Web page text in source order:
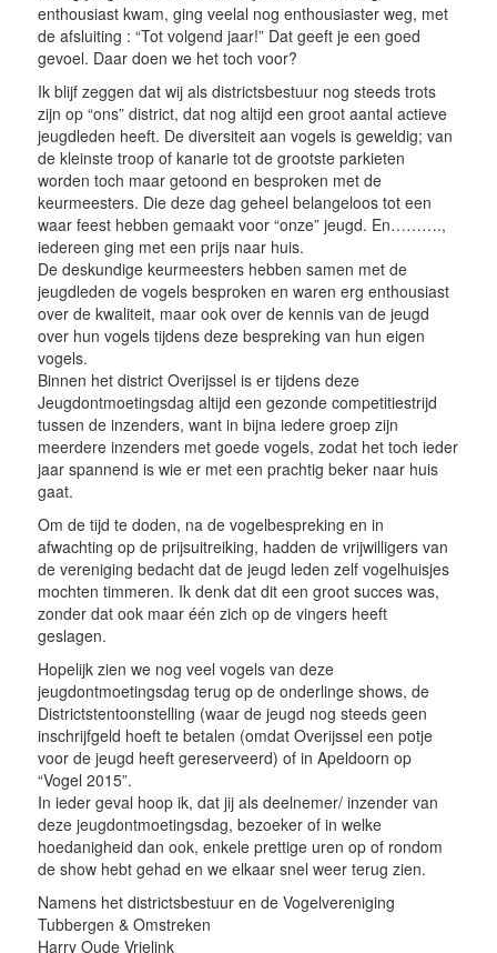
enthousiast kwam, ging veelal nog enthousiaster weg, met
de afsluiting : “Tot volgend jaar!” Dat geeft je een goed
gevoel. Daar doen we het toch voor?
Ik blijf zeggen dat wij als districtsbestuur nog steeds trots
zijn op “ons” district, dat nog altijd een groot aantal actieve
jeugdleden heeft. De diversiteit aan vogels is geweldig; van
de kleinste troop of kanarie tot de grootste parkieten
worden toch maar getoond en besproken met de
keurmeesters. Die deze dag geheel belangeloos tot een
waar feest hebben gemaakt voor “onze” jeugd. En……….,
iedereen ging met een prijs naar huis.
De deskundige keurmeesters hebben samen met de
jeugdleden de vogels besproken en waren erg enthousiast
over de kwaliteit, maar ook over de kennis van de jeugd
over hun vogels tijdens deze bespreking van hun eigen
vogels.
Binnen het district Overijssel is er tijdens deze
Jeugdontmoetingsdag altijd een gezonde competitiestrijd
tussen de inzenders, want in bijna iedere groep zijn
meerdere inzenders met goede vogels, zodat het toch ieder
jaar spannend is wie er met een prachtig beker naar huis
gaat.
Om de tijd te doden, na de vogelbespreking en in
afwachting op de prijsuitreiking, hadden de vrijwilligers van
de vereniging bedacht dat de jeugd leden zelf vogelhuisjes
mochten timmeren. Ik denk dat dit een groot succes was,
zonder dat ook maar één zich op de vingers heeft
geslagen.
Hopelijk zien we nog veel vogels van deze
jeugdontmoetingsdag terug op de onderlinge shows, de
Districtstentoonstelling (waar de jeugd nog steeds geen
inschrijfgeld hoeft te betalen (omdat Overijssel een potje
voor de jeugd heeft gereserveerd) of in Apeldoorn op
“Vogel 2015”.
In ieder geval hoop ik, dat jij als deelnemer/ inzender van
deze jeugdontmoetingsdag, bezoeker of in welke
hoedanigheid dan ook, enkele prettige uren op of rondom
de show hebt gehad en we elkaar snel weer terug zien.
Namens het districtsbestuur en de Vogelvereniging
Tubbergen & Omstreken
Harry Oude Vrielink